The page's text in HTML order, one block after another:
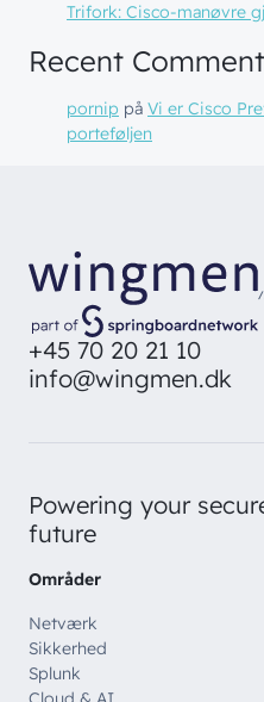
Hvad vi gør
Cases
Offentlige
Bliv inspireret
Netværk
Sikkerhed
Cloud & AI
Kontaktcenter
Managed Services
// HVEM VI ER
Om wingmen
Job & Karriere
// PART OF WINGMEN
Bliv en del af
Nyheder & presse
Vidensdeling
Events
Skriv dig op og
Trifork: Cisco-manøvre
Recent
pornip på Vi er Cisco
porteføljen
+45 70 20 21 10
info@wingmen.dk
Powering your
future
Områder
Netværk
Sikkerhed
Splunk